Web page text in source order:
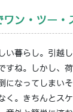
ワン・ツー・
い暮らし。引越
すね。しかし、
になってしまいそ
く。きちんとス